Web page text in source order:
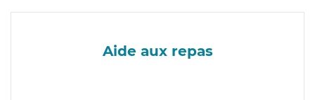
Aide aux repas